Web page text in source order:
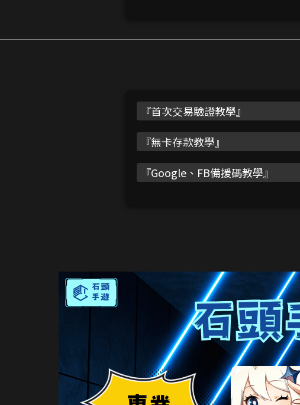
『首次交易驗證教學』
『無卡存款教學』
『Google、FB備援碼教學』